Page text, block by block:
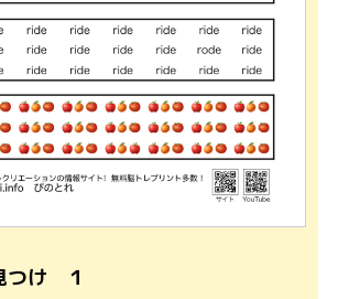
つけ １